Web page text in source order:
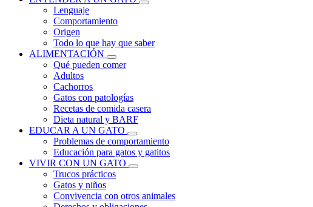
Lenguaje
Comportamiento
Origen
Todo lo que hay que saber
ALIMENTACIÓN
Qué pueden comer
Adultos
Cachorros
Gatos con patologías
Recetas de comida casera
Dieta natural y BARF
EDUCAR A UN GATO
Problemas de comportamiento
Educación para gatos y gatitos
VIVIR CON UN GATO
Trucos prácticos
Gatos y niños
Convivencia con otros animales